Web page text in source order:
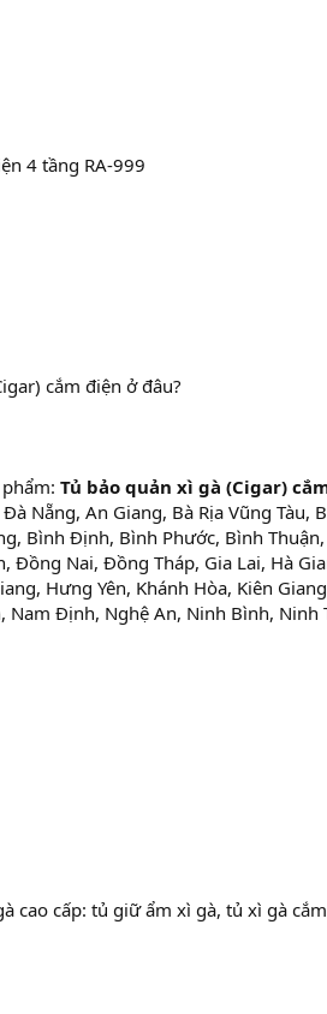
4 tầng RA-999
cắm điện ở đâu?
Tủ bảo quản xì gà (Cigar)
Nẵng, An Giang, Bà Rịa Vũng Tàu,
Bình Định, Bình Phước, Bình
Đồng Nai, Đồng Tháp, Gia Lai, Hà
Hưng Yên, Khánh Hòa, Kiên
Nam Định, Nghệ An, Ninh Bình, Ninh
cao cấp: tủ giữ ẩm xì gà, tủ xì gà